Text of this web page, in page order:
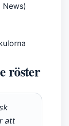
News)
röster
att